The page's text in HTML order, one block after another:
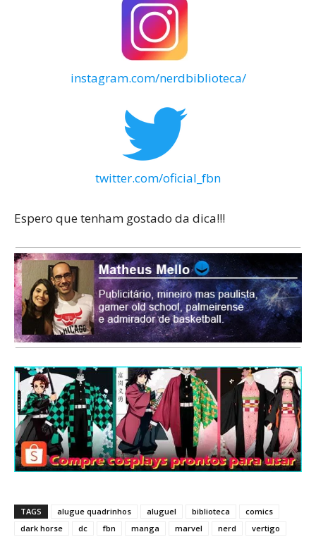
instagram.com/nerdbiblioteca/
twitter.com/oficial_fbn
Espero que tenham gostado da dica!!!
TAGS alugue quadrinhos aluguel biblioteca
comics
dark horse
dc fbn manga marvel nerd vertigo